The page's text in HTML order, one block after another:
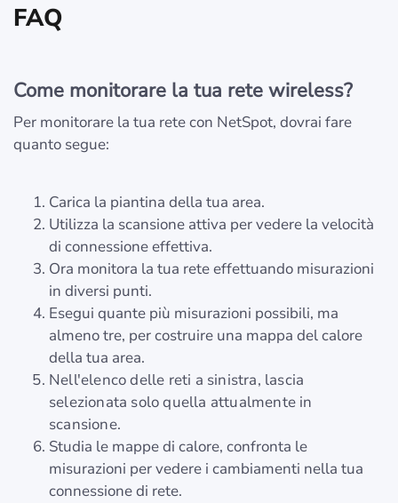
FAQ
Come monitorare la tua rete wireless?
Per monitorare la tua rete con NetSpot, dovrai fare
quanto segue:
Carica la piantina della tua area.
Utilizza la scansione attiva per vedere la velocità
di connessione effettiva.
Ora monitora la tua rete effettuando misurazioni
in diversi punti.
Esegui quante più misurazioni possibili, ma
almeno tre, per costruire una mappa del calore
della tua area.
Nell'elenco delle reti a sinistra, lascia
selezionata solo quella attualmente in
scansione.
Studia le mappe di calore, confronta le
misurazioni per vedere i cambiamenti nella tua
connessione di rete.